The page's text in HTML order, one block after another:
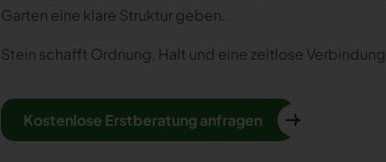
Garten eine klare Struktur geben.
Stein schafft Ordnung, Halt und eine zeitlose
Kostenlose Erstberatung anfragen